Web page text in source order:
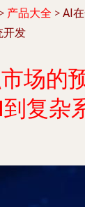
> 产品大全 > AI
开发
场的
复杂